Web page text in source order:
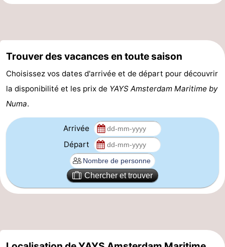
Coffeeshops
homosexuelle
Quartier
rouge
Histoire
de
diamant
Places
dans
centre
Parcs
jardins
de
Environs
Trouver des vacances en toute saison
Choisissez vos dates d'arrivée et de départ pour découvrir
la disponibilité et les prix de YAYS Amsterdam Maritime by
Numa.
Arrivée
Départ
Chercher et trouver